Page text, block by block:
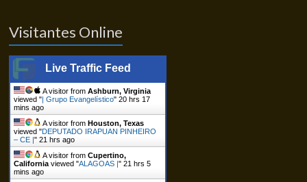
Visitantes Online
Live Traffic Feed
A visitor fromAshburn, Virginia
viewed "| Grupo Evangelístico"20 hrs 17
mins ago
A visitor fromHouston, Texas
viewed "DEPUTADO IRAPUAN PINHEIRO
– CE |"21 hrs ago
A visitor fromCupertino,
California viewed "ALAGOAS |"21 hrs 5
mins ago